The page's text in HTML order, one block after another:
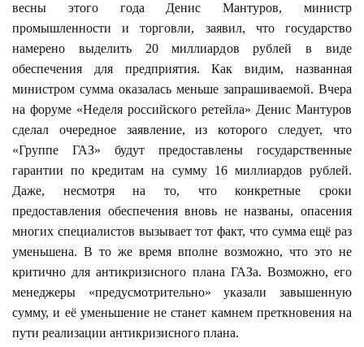
весны этого года Денис Мантуров, министр
промышленности и торговли, заявил, что государство
намерено выделить 20 миллиардов рублей в виде
обеспечения для предприятия. Как видим, названная
министром сумма оказалась меньше запрашиваемой. Вчера
на форуме «Неделя российского ретейла» Денис Мантуров
сделал очередное заявление, из которого следует, что
«Группе ГАЗ» будут предоставлены государственные
гарантии по кредитам на сумму 16 миллиардов рублей.
Даже, несмотря на то, что конкретные сроки
предоставления обеспечения вновь не названы, опасения
многих специалистов вызывает тот факт, что сумма ещё раз
уменьшена. В то же время вполне возможно, что это не
критично для антикризисного плана ГАЗа. Возможно, его
менеджеры «предусмотрительно» указали завышенную
сумму, и её уменьшение не станет камнем преткновения на
пути реализации антикризисного плана.